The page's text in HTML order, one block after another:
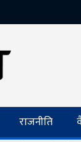
राजनीति